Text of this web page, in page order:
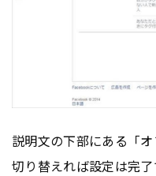
説明文の下部にある「
切り替えれば設定は完